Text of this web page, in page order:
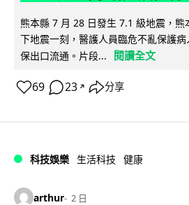
熊本縣 7 月 28 日發生 7.1 級地震，熊
下地震一刻，醫護人員臨危不亂保護
保出口流通。片段...
閱讀全文
69 23 ↗ 分享
科技娛樂 生活科技 健康
arthur 2 日